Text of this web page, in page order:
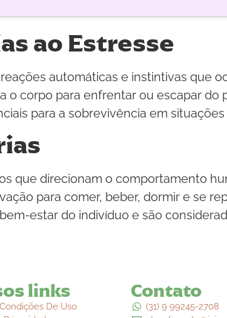
ao Estresse
automáticas e instintivas que
o corpo para enfrentar ou escapar do
para a sobrevivência em
que direcionam o comportamento
para comer, beber, dormir e se
estar do indivíduo e são
links
De Uso
Contato
(31) 9 99245-2708